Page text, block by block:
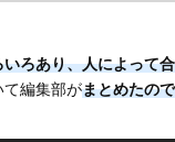
いろあり、人によって合
て編集部がまとめたので